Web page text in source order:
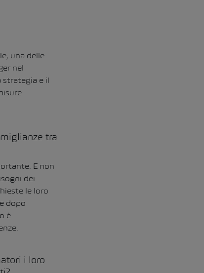
una delle
nel
strategia e il
tra
E non
dei
le loro
dopo
è
i loro